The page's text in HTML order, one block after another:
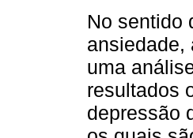
No sentido
ansiedade,
uma
resultados
depressão